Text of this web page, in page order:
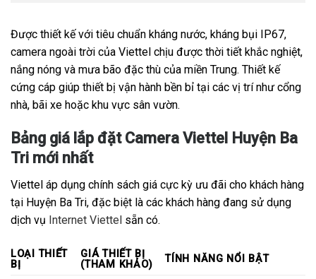
Được thiết kế với tiêu chuẩn kháng nước, kháng bụi IP67,
camera ngoài trời của Viettel chịu được thời tiết khắc nghiệt,
nắng nóng và mưa bão đặc thù của miền Trung. Thiết kế
cứng cáp giúp thiết bị vận hành bền bỉ tại các vị trí như cổng
nhà, bãi xe hoặc khu vực sân vườn.
Bảng giá lắp đặt Camera Viettel Huyện Ba
Tri mới nhất
Viettel áp dụng chính sách giá cực kỳ ưu đãi cho khách hàng
tại Huyện Ba Tri, đặc biệt là các khách hàng đang sử dụng
dịch vụ Internet Viettel sẵn có.
LOẠI THIẾT
BỊ
GIÁ THIẾT BỊ
(THAM KHẢO)
TÍNH NĂNG NỔI BẬT